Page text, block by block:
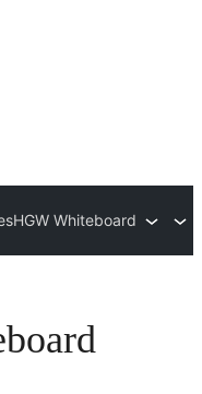
HGW Whiteboard